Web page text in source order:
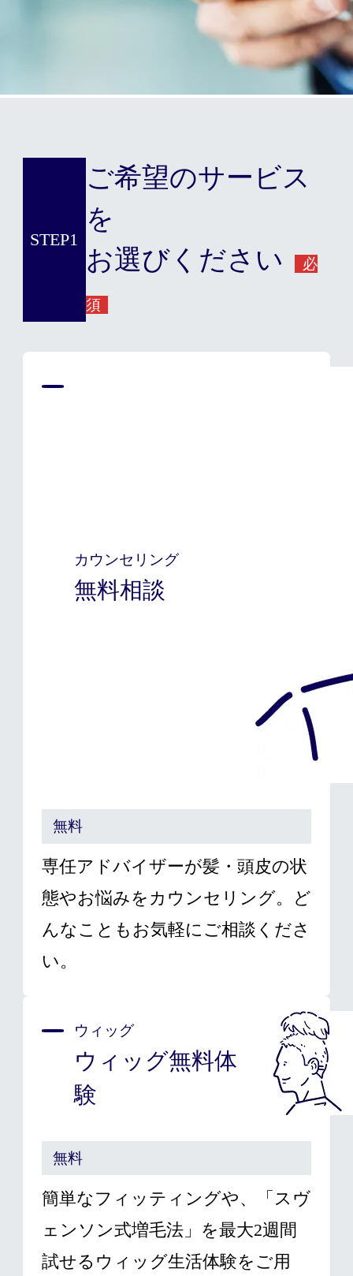
STEP1
ご希望のサービス
を
お選びください
必
須
カウンセリング
無料相談
無料
専任アドバイザーが髪・頭皮の状
態やお悩みをカウンセリング。ど
んなこともお気軽にご相談くださ
い。
ウィッグ
ウィッグ無料体
験
無料
簡単なフィッティングや、「スヴ
ェンソン式増毛法」を最大2週間
試せるウィッグ生活体験をご用